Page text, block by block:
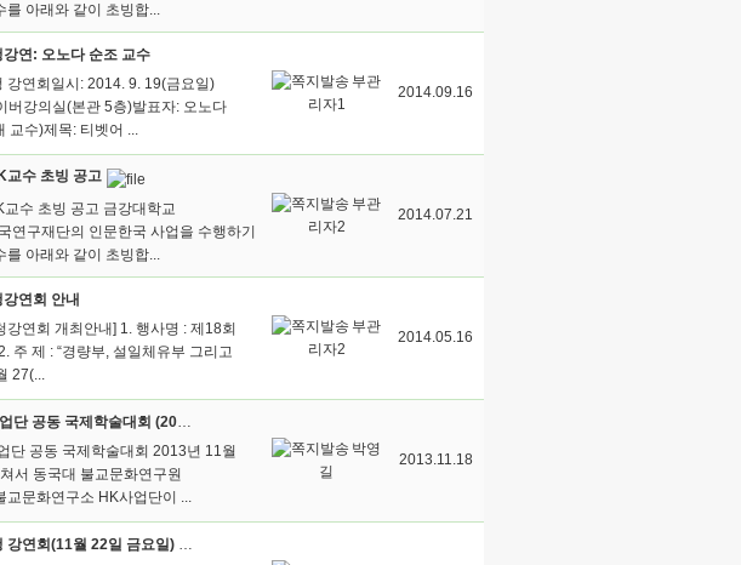
를 아래와 같이 초빙합...
연: 오노다 순조 교수
강연회일시: 2014. 9. 19(금요일)
버강의실(본관 5층)발표자: 오노다
수)제목: 티벳어 ...
부관
리자1
2014.09.16
교수 초빙 공고
수 초빙 공고 금강대학교
연구재단의 인문한국 사업을 수행하기
를 아래와 같이 초빙합...
부관
리자2
2014.07.21
연회 안내
강연회 개최안내] 1. 행사명 : 제18회
주 제 : “경량부, 설일체유부 그리고
27(...
부관
리자2
2014.05.16
단 공동 국제학술대회 2013년 11월
서 동국대 불교문화연구원
문화연구소 HK사업단이 ...
박영
길
2013.11.18